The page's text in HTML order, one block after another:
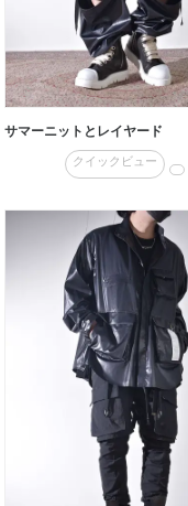
サマーニットとレイヤード
クイックビュー